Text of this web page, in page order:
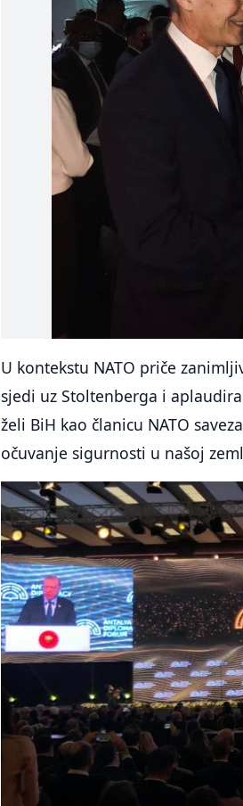
U kontekstu NATO priče
sjedi uz Stoltenberga i
želi BiH kao članicu NATO
očuvanje sigurnosti u našoj